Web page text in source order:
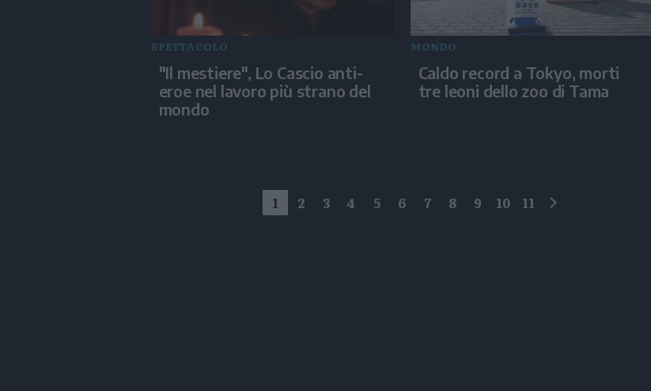
SPETTACOLO
"Il mestiere", Lo Cascio anti-
eroe nel lavoro più strano del
mondo
MONDO
Caldo record a Tokyo, morti
tre leoni dello zoo di Tama
1 2 3 4 5 6 7 8 9 10 11